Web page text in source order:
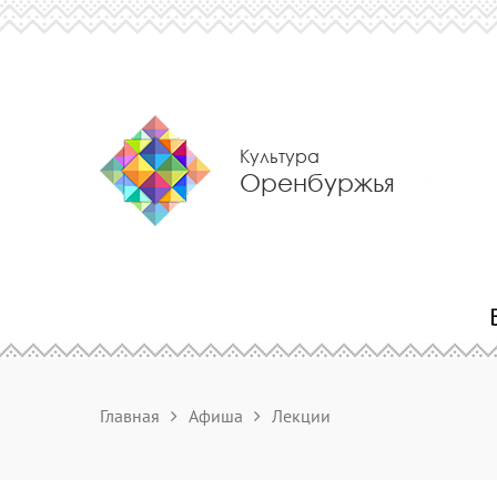
Культура
Оренбуржья
Главная Афиша Лекции